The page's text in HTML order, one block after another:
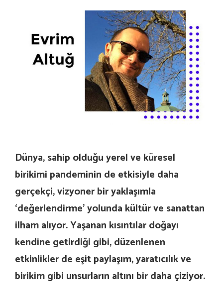
Dünya, sahip olduğu yerel ve küresel
birikimi pandeminin de etkisiyle daha
gerçekçi, vizyoner bir yaklaşımla
‘değerlendirme’ yolunda kültür ve sanattan
ilham alıyor. Yaşanan kısıntılar doğayı
kendine getirdiği gibi, düzenlenen
etkinlikler de eşit paylaşım, yaratıcılık ve
birikim gibi unsurların altını bir daha çiziyor.